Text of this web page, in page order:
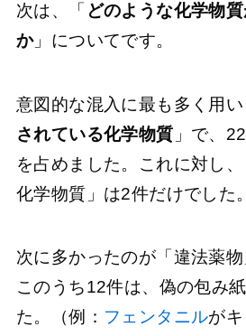
次は、「 どのような化学物
か」についてです。
意図的な混入に最も多く用
されている化学物質 」で、
を占めました。これに対し
化学物質」は2件だけでした。
次に多かったのが「違法薬物
このうち12件は、偽の包み
た。（例： フェンタニルが